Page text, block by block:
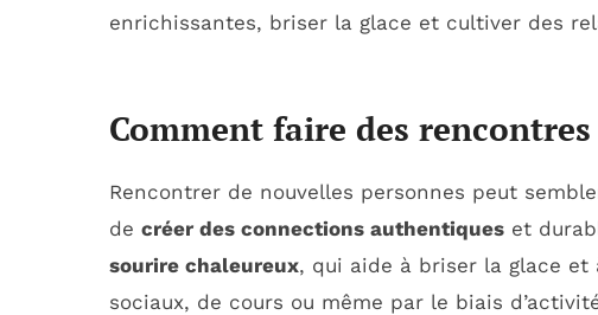
enrichissantes, briser la glace et cultiver des
Comment faire des
Rencontrer de nouvelles personnes peut
de créer des connections authentiques et
sourire chaleureux, qui aide à briser la glace et
sociaux, de cours ou même par le biais